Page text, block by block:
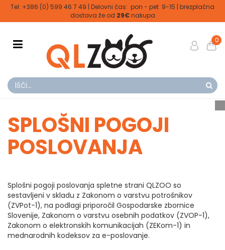
Tel: +386 (0) 599 46 7 49 | Delovni čas: pon - pet 9-15 | brezplačna
dostava že od 29€nakupa
0
SPLOŠNI POGOJI
POSLOVANJA
Splošni pogoji poslovanja spletne strani QLZOO so
sestavljeni v skladu z Zakonom o varstvu potrošnikov
(ZVPot-1), na podlagi priporočil Gospodarske zbornice
Slovenije, Zakonom o varstvu osebnih podatkov (ZVOP-1),
Zakonom o elektronskih komunikacijah (ZEKom-1) in
mednarodnih kodeksov za e-poslovanje.